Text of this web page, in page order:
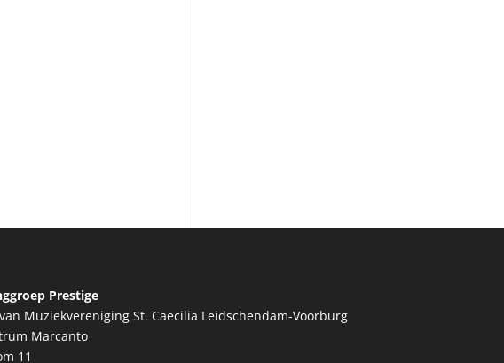
Prestige
Muziekvereniging St. Caecilia Leidschendam-Voorburg
Marcanto
11